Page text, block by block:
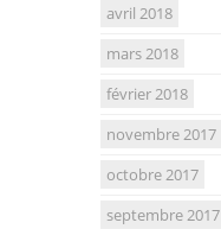
avril 2018
mars 2018
février 2018
novembre 2017
octobre 2017
septembre 2017